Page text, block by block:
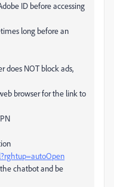
ID before accessing
long before an
does NOT block ads,
browser for the link to
chatbot and be